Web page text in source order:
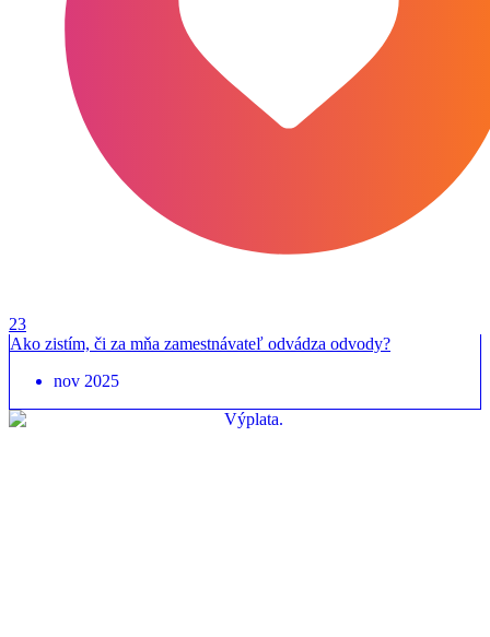
23
Ako zistím, či za mňa zamestnávateľ odvádza odvody?
nov 2025